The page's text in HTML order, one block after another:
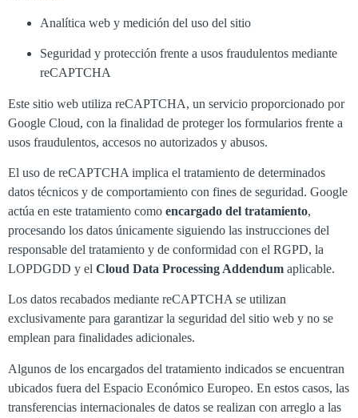
Analítica web y medición del uso del sitio
Seguridad y protección frente a usos fraudulentos mediante
reCAPTCHA
Este sitio web utiliza reCAPTCHA, un servicio proporcionado por
Google Cloud, con la finalidad de proteger los formularios frente a
usos fraudulentos, accesos no autorizados y abusos.
El uso de reCAPTCHA implica el tratamiento de determinados
datos técnicos y de comportamiento con fines de seguridad. Google
actúa en este tratamiento como encargado del tratamiento,
procesando los datos únicamente siguiendo las instrucciones del
responsable del tratamiento y de conformidad con el RGPD, la
LOPDGDD y el Cloud Data Processing Addendum aplicable.
Los datos recabados mediante reCAPTCHA se utilizan
exclusivamente para garantizar la seguridad del sitio web y no se
emplean para finalidades adicionales.
Algunos de los encargados del tratamiento indicados se encuentran
ubicados fuera del Espacio Económico Europeo. En estos casos, las
transferencias internacionales de datos se realizan con arreglo a las